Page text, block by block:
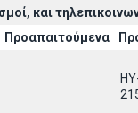
και
Προαπαιτούμενα